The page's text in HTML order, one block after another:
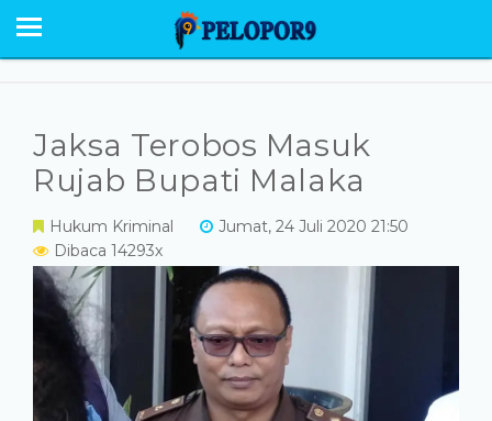
BERANDA
PESONA
EKONOMI POLITIK
OPINI
HUMANIORA
HUKUM KRIMINAL
GALERI
Jaksa Terobos Masuk
Rujab Bupati Malaka
Hukum Kriminal
Jumat, 24 Juli 2020 21:50
Dibaca 14293x